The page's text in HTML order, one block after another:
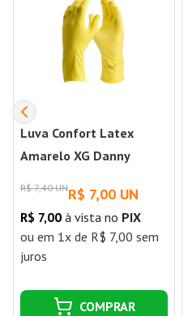
Luva Confort Latex
Amarelo XG Danny
R$ 7,40 UNR$ 7,00 UN
R$ 7,00 à vista no PIX
ou em 1x de R$ 7,00 sem
juros
COMPRAR